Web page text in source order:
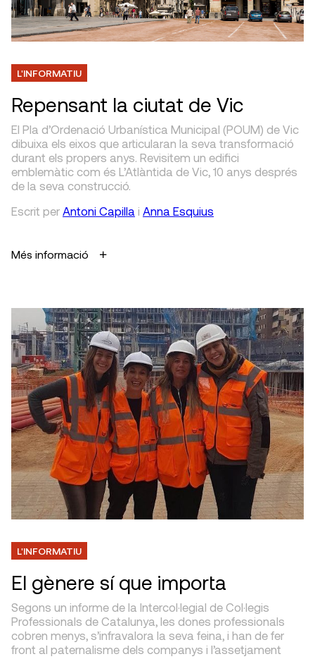
L'INFORMATIU
Repensant la ciutat de Vic
El Pla d’Ordenació Urbanística Municipal (POUM) de Vic
dibuixa els eixos que articularan la seva transformació
durant els propers anys. Revisitem un edifici
emblemàtic com és L’Atlàntida de Vic, 10 anys després
de la seva construcció.
Escrit per Antoni Capilla i Anna Esquius
Més informació
L'INFORMATIU
El gènere sí que importa
Segons un informe de la Intercol·legial de Col·legis
Professionals de Catalunya, les dones professionals
cobren menys, s’infravalora la seva feina, i han de fer
front al paternalisme dels companys i l’assetjament